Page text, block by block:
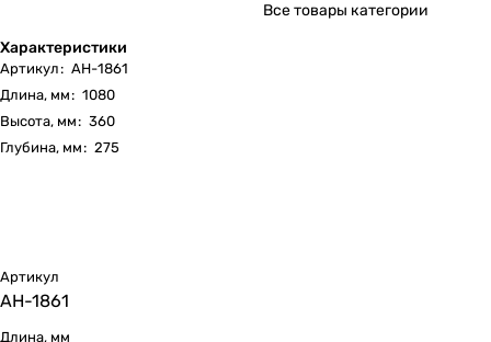
Характеристики
Артикул: АН-1861
Длина, мм: 1080
Высота, мм: 360
Глубина, мм: 275
Все товары категории
Артикул
АН-1861
Длина, мм